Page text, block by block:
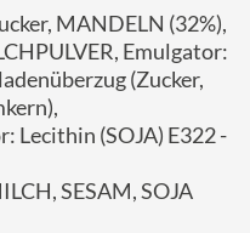
MANDELN (32%),
Emulgator:
(Zucker,
Lecithin (SOJA) E322 -
SESAM, SOJA